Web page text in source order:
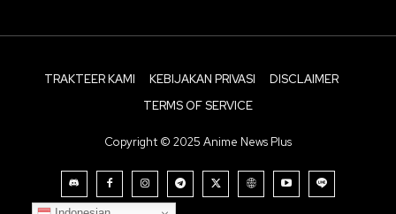
TRAKTEER KAMI KEBIJAKAN PRIVASI
DISCLAIMER
TERMS OF SERVICE
Copyright © 2025 Anime News Plus